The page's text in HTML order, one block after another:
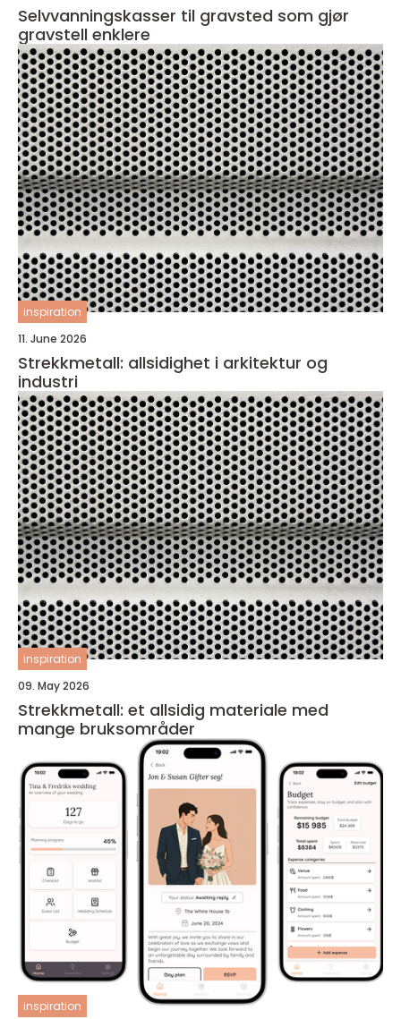
Selvvanningskasser til gravsted som gjør
gravstell enklere
inspiration
11. June 2026
Strekkmetall: allsidighet i arkitektur og
industri
inspiration
09. May 2026
Strekkmetall: et allsidig materiale med
mange bruksområder
inspiration